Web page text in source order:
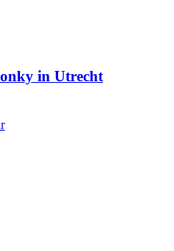
in Utrecht